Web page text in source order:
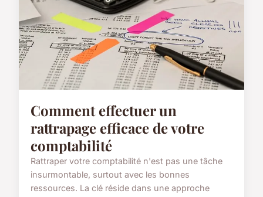
Comment effectuer un
rattrapage efficace de votre
comptabilité
Rattraper votre comptabilité n'est pas une tâche
insurmontable, surtout avec les bonnes
ressources. La clé réside dans une approche